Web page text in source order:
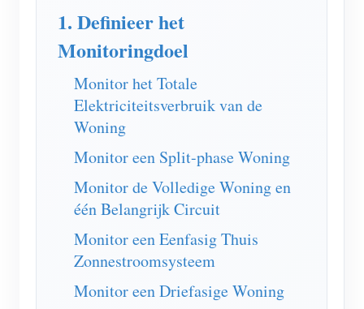
Toepassingen
Energiemonitor voor zonne-PV-systemen
Monitor voor elektriciteitsverbruik
PV-verwarmingsregelsysteem
Energiemonitoring voor fabrieken
Winkel
Bronnen
Documentatie
Tutorialvideo
FAQ
Nieuws
Community
Contributorprogramma
Contributor Center
IAMMETER-activiteiten
Oplossingen
Contact
1. Definieer het
Monitoringdoel
Monitor het Totale
Elektriciteitsverbruik van de
Woning
Monitor een Split-phase Woning
Monitor de Volledige Woning en
één Belangrijk Circuit
Monitor een Eenfasig Thuis
Zonnestroomsysteem
Monitor een Driefasige Woning